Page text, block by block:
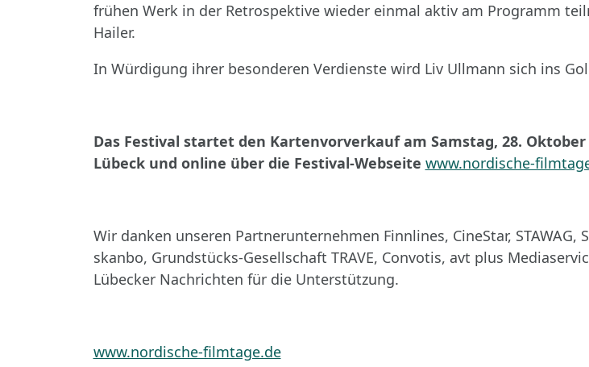
frühen Werk in der Retrospektive wieder einmal aktiv am Programm
Hailer.
In Würdigung ihrer besonderen Verdienste wird Liv Ullmann sich ins
Das Festival startet den Kartenvorverkauf am Samstag, 28.
Lübeck und online über die Festival-Webseite www.nordische-
Wir danken unseren Partnerunternehmen Finnlines, CineStar, STAWAG,
skanbo, Grundstücks-Gesellschaft TRAVE, Convotis, avt plus
Lübecker Nachrichten für die Unterstützung.
www.nordische-filmtage.de